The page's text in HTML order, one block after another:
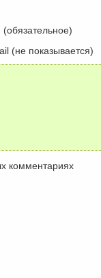
(не показывается)
комментариях